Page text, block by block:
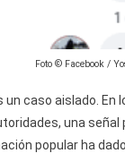
Foto © Facebook /
un caso aislado.
una
popular ha